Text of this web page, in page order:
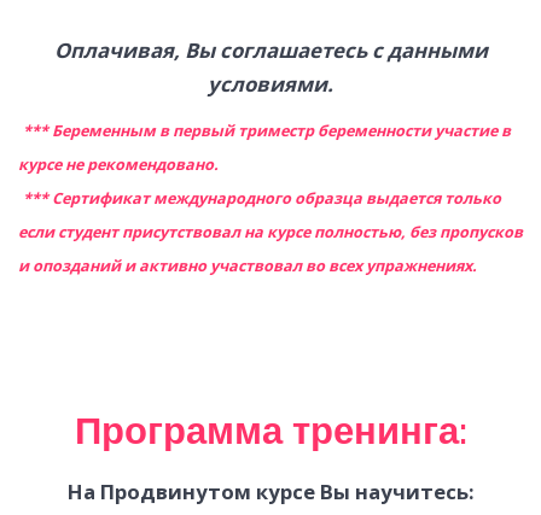
Оплачивая, Вы соглашаетесь с данными
условиями.
*** Беременным в первый триместр беременности участие в
курсе не рекомендовано.
*** Сертификат международного образца выдается только
если студент присутствовал на курсе полностью, без пропусков
и опозданий и активно участвовал во всех упражнениях.
Программа тренинга:
На Продвинутом курсе Вы научитесь: